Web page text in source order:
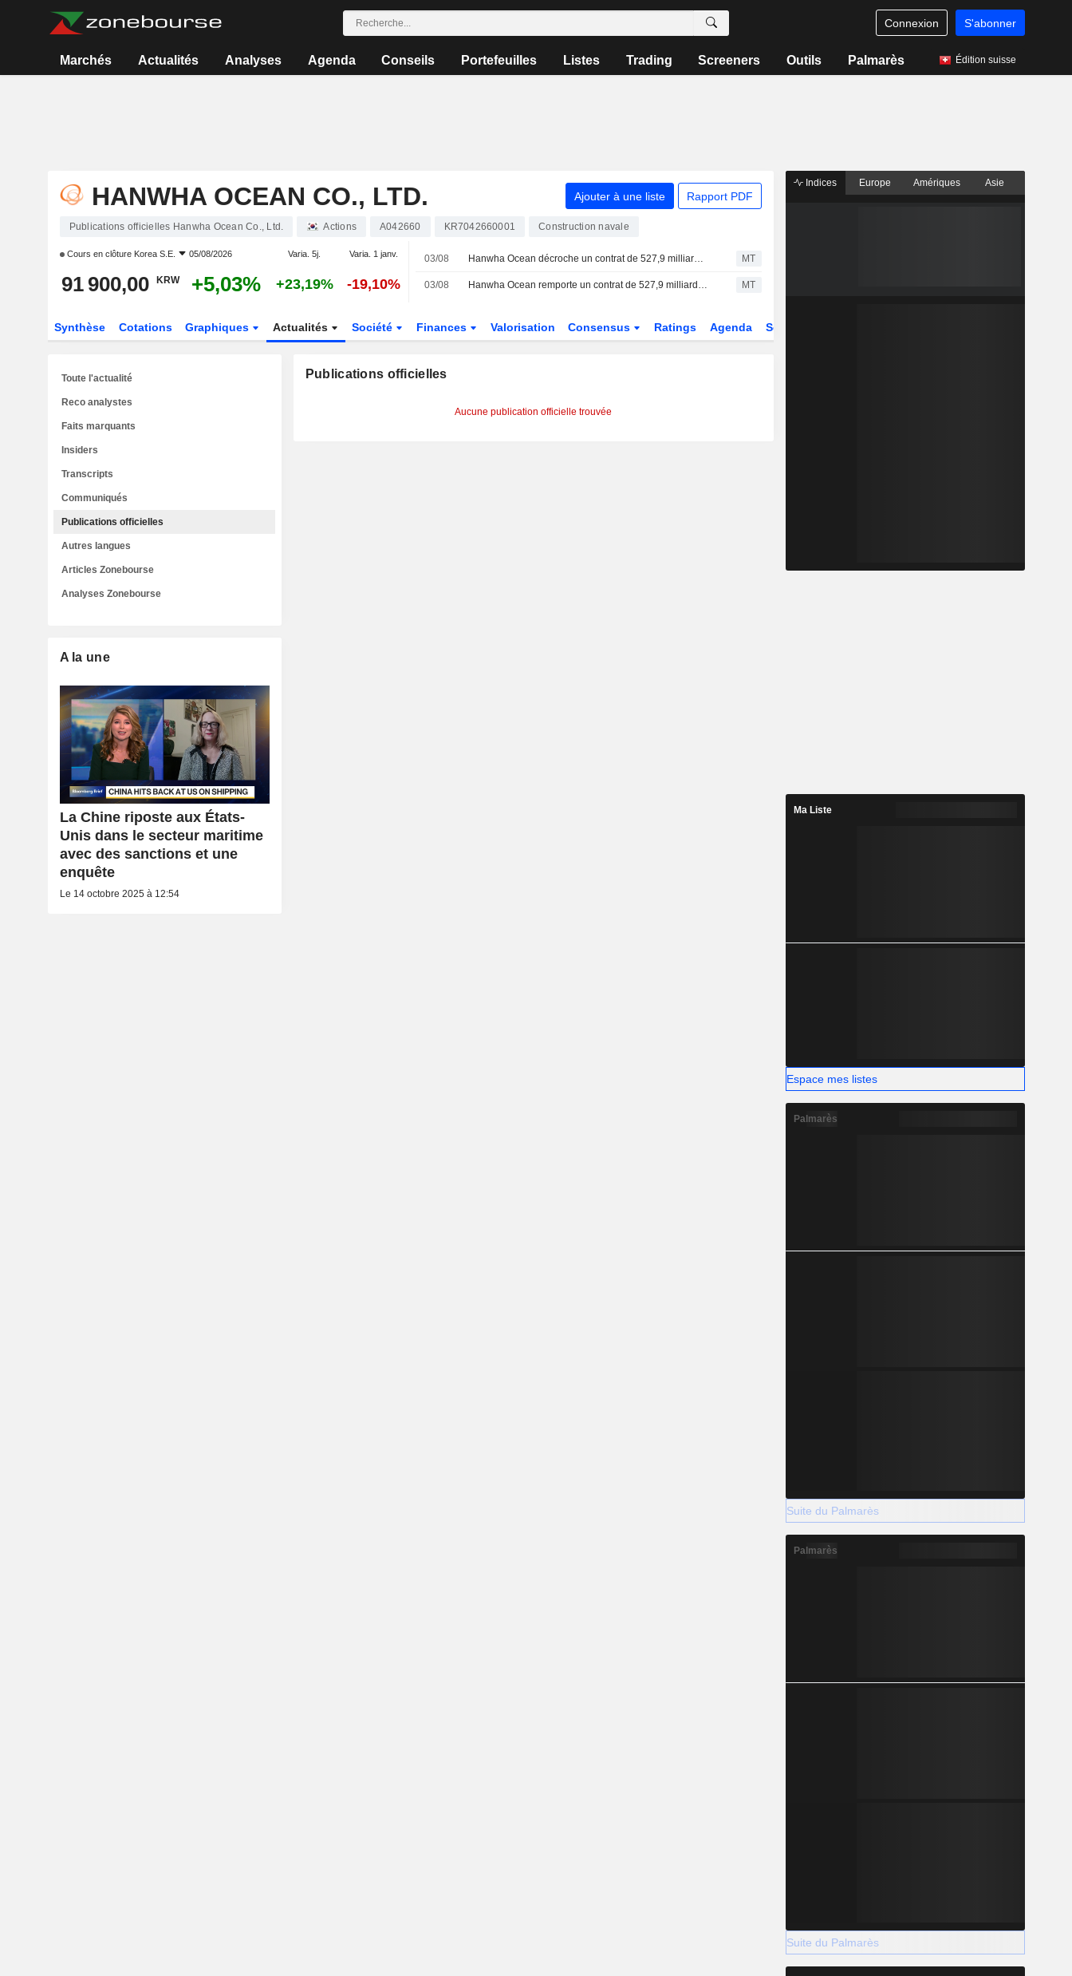
Connexion S'abonner
Marchés Actualités Analyses Agenda Conseils Portefeuilles Listes Trading Screeners Outils Palmarès Édition suisse
HANWHA OCEAN CO., LTD. Ajouter à une liste Rapport PDF
Publications officielles Hanwha Ocean Co., Ltd. Actions A042660 KR7042660001 Construction navale
Cours en clôture Korea S.E. 05/08/2026 Varia. 5j. Varia. 1 janv.
91 900,00 KRW +5,03% +23,19% -19,10%
03/08 Hanwha Ocean décroche un contrat de 527,9 milliards de KRW pour une centrale de cogénération au GNL MT
03/08 Hanwha Ocean remporte un contrat de 527,9 milliards de wons pour une centrale de cogénération au GNL de Yeosu Eco Energy MT
Synthèse Cotations Graphiques Actualités Société Finances Valorisation Consensus Ratings Agenda Secteur
Publications officielles
Aucune publication officielle trouvée
Toute l'actualité
Reco analystes
Faits marquants
Insiders
Transcripts
Communiqués
Publications officielles
Autres langues
Articles Zonebourse
Analyses Zonebourse
A la une
La Chine riposte aux États-
Unis dans le secteur maritime
avec des sanctions et une
enquête
Le 14 octobre 2025 à 12:54
Indices Europe Amériques Asie
Ma Liste
Espace mes listes
Palmarès
Suite du Palmarès
Palmarès
Suite du Palmarès